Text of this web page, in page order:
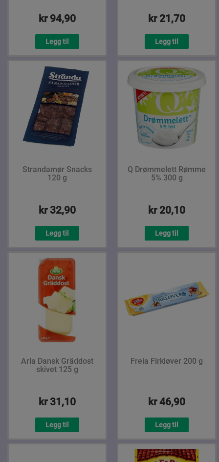
kr 94,90
Legg til
kr 21,70
Legg til
Strandamør Snacks
120 g
kr 32,90
Legg til
Q Drømmelett Rømme
5% 300 g
kr 20,10
Legg til
Arla Dansk Gräddost
skivet 125 g
kr 31,10
Legg til
Freia Firkløver 200 g
kr 46,90
Legg til